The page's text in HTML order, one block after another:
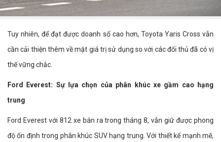
Tuy nhiên, để đạt được doanh số cao hơn, Toyota Yaris Cross vẫn
cần cải thiện thêm về mặt giá trị sử dụng so với các đối thủ đã có vị
thế vững chắc.
Ford Everest: Sự lựa chọn của phân khúc xe gầm cao hạng
trung
Ford Everest với 812 xe bán ra trong tháng 8, vẫn giữ được phong
độ ổn định trong phân khúc SUV hạng trung. Với thiết kế mạnh mẽ,